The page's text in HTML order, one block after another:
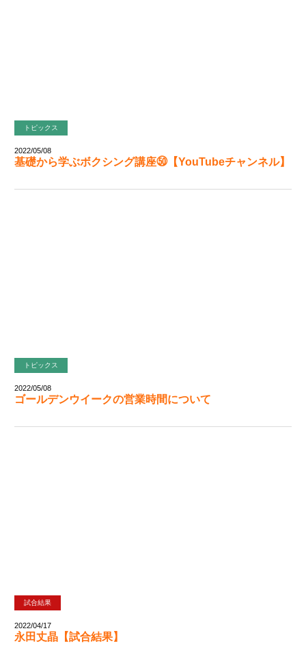
トピックス
2022/05/08
基礎から学ぶボクシング講座㊿【YouTubeチャンネル】
トピックス
2022/05/08
ゴールデンウイークの営業時間について
試合結果
2022/04/17
永田丈晶【試合結果】